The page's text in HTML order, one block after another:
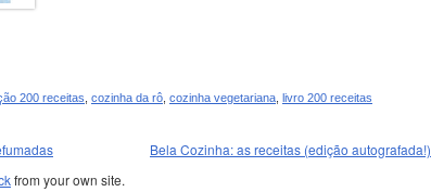
200 receitas cozinha da rô cozinha vegetariana livro 200 receitas
Bela Cozinha: as receitas (edição autografada!)
from your own site.